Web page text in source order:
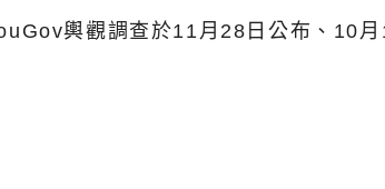
輿觀調查於11月28日公布、10